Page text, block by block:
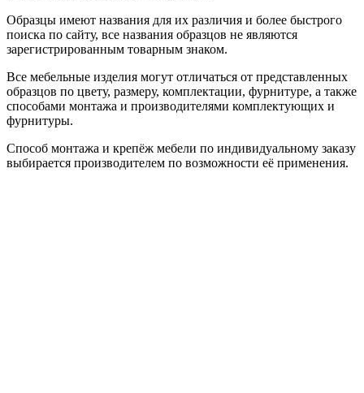
Образцы имеют названия для их различия и более быстрого
поиска по сайту, все названия образцов не являются
зарегистрированным товарным знаком.
Все мебельные изделия могут отличаться от представленных
образцов по цвету, размеру, комплектации, фурнитуре, а также
способами монтажа и производителями комплектующих и
фурнитуры.
Способ монтажа и крепёж мебели по индивидуальному заказу
выбирается производителем по возможности её применения.